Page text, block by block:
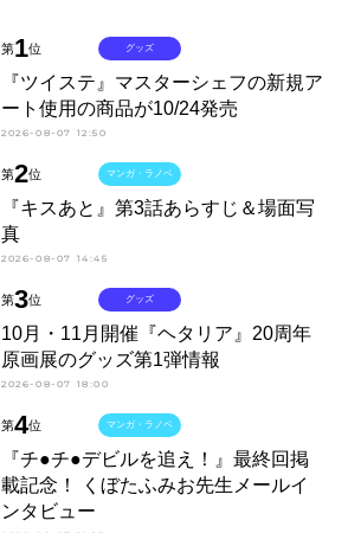
第1位
『ツイステ』マスターシェフの新規ア
ート使用の商品が10/24発売
2026-08-07 12:50
グッズ
第2位
『キスあと』第3話あらすじ＆場面写
真
2026-08-07 14:45
マンガ・ラノベ
第3位
10月・11月開催『ヘタリア』20周年
原画展のグッズ第1弾情報
2026-08-07 18:00
グッズ
第4位
『チ●チ●デビルを追え！』最終回掲
載記念！ くぼたふみお先生メールイ
ンタビュー
マンガ・ラノベ